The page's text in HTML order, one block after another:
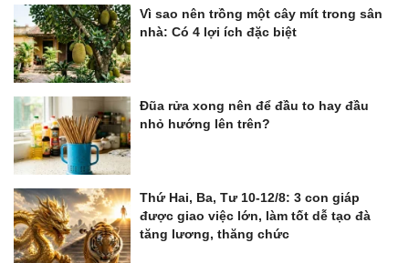
Vì sao nên trồng một cây mít trong sân
nhà: Có 4 lợi ích đặc biệt
Đũa rửa xong nên để đầu to hay đầu
nhỏ hướng lên trên?
Thứ Hai, Ba, Tư 10-12/8: 3 con giáp
được giao việc lớn, làm tốt dễ tạo đà
tăng lương, thăng chức